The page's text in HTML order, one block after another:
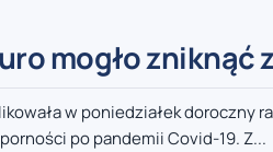
mogło zniknąć
w poniedziałek
po pandemii Covid-19. Z...